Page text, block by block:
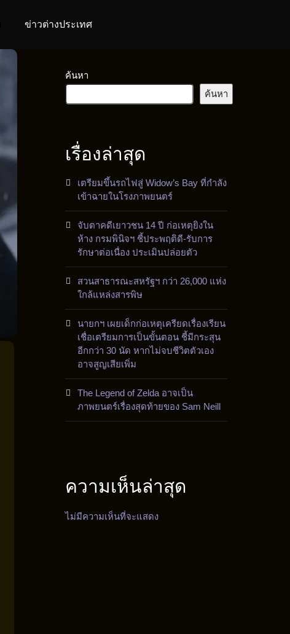
ข่าวต่างประเทศ
ค้นหา
ค้นหา
เรื่องล่าสุด
เตรียมขึ้นรถไฟสู่ Widow’s Bay ที่กำลัง
เข้าฉายในโรงภาพยนตร์
จับตาคดีเยาวชน 14 ปี ก่อเหตุยิงใน
ห้าง กรมพินิจฯ ชี้ประพฤติดี-รับการ
รักษาต่อเนื่อง ประเมินปล่อยตัว
สวนสาธารณะสหรัฐฯ กว่า 26,000 แห่ง
ใกล้แหล่งสารพิษ
นายกฯ เผยเด็กก่อเหตุเครียดเรื่องเรียน
เชื่อเตรียมการเป็นขั้นตอน ชี้มีกระสุน
อีกกว่า 30 นัด หากไม่จบชีวิตตัวเอง
อาจสูญเสียเพิ่ม
The Legend of Zelda อาจเป็น
ภาพยนตร์เรื่องสุดท้ายของ Sam Neill
ความเห็นล่าสุด
ไม่มีความเห็นที่จะแสดง